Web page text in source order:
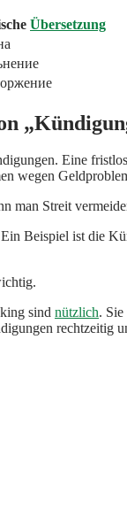
Übersetzung
Eine
wegen
man Streit
Beispiel ist die
sind nützlich.
rechtzeitig